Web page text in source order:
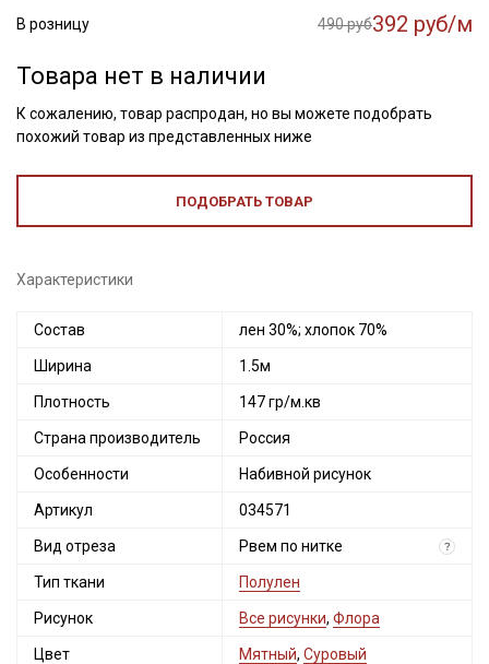
В розницу 490 руб392 руб/м
Товара нет в наличии
К сожалению, товар распродан, но вы можете подобрать
похожий товар из представленных ниже
ПОДОБРАТЬ ТОВАР
Характеристики
Состав лен 30%; хлопок 70%
Ширина 1.5м
Плотность 147 гр/м.кв
Страна производитель Россия
Особенности Набивной рисунок
Артикул 034571
Вид отреза Рвем по нитке ?
Тип ткани Полулен
Рисунок Все рисунки, Флора
Цвет Мятный, Суровый